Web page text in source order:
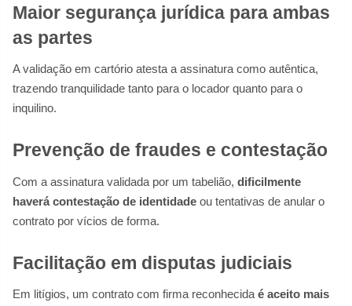
Maior segurança jurídica para ambas
as partes
A validação em cartório atesta a assinatura como autêntica,
trazendo tranquilidade tanto para o locador quanto para o
inquilino.
Prevenção de fraudes e contestação
Com a assinatura validada por um tabelião, dificilmente
haverá contestação de identidade ou tentativas de anular o
contrato por vícios de forma.
Facilitação em disputas judiciais
Em litígios, um contrato com firma reconhecida é aceito mais